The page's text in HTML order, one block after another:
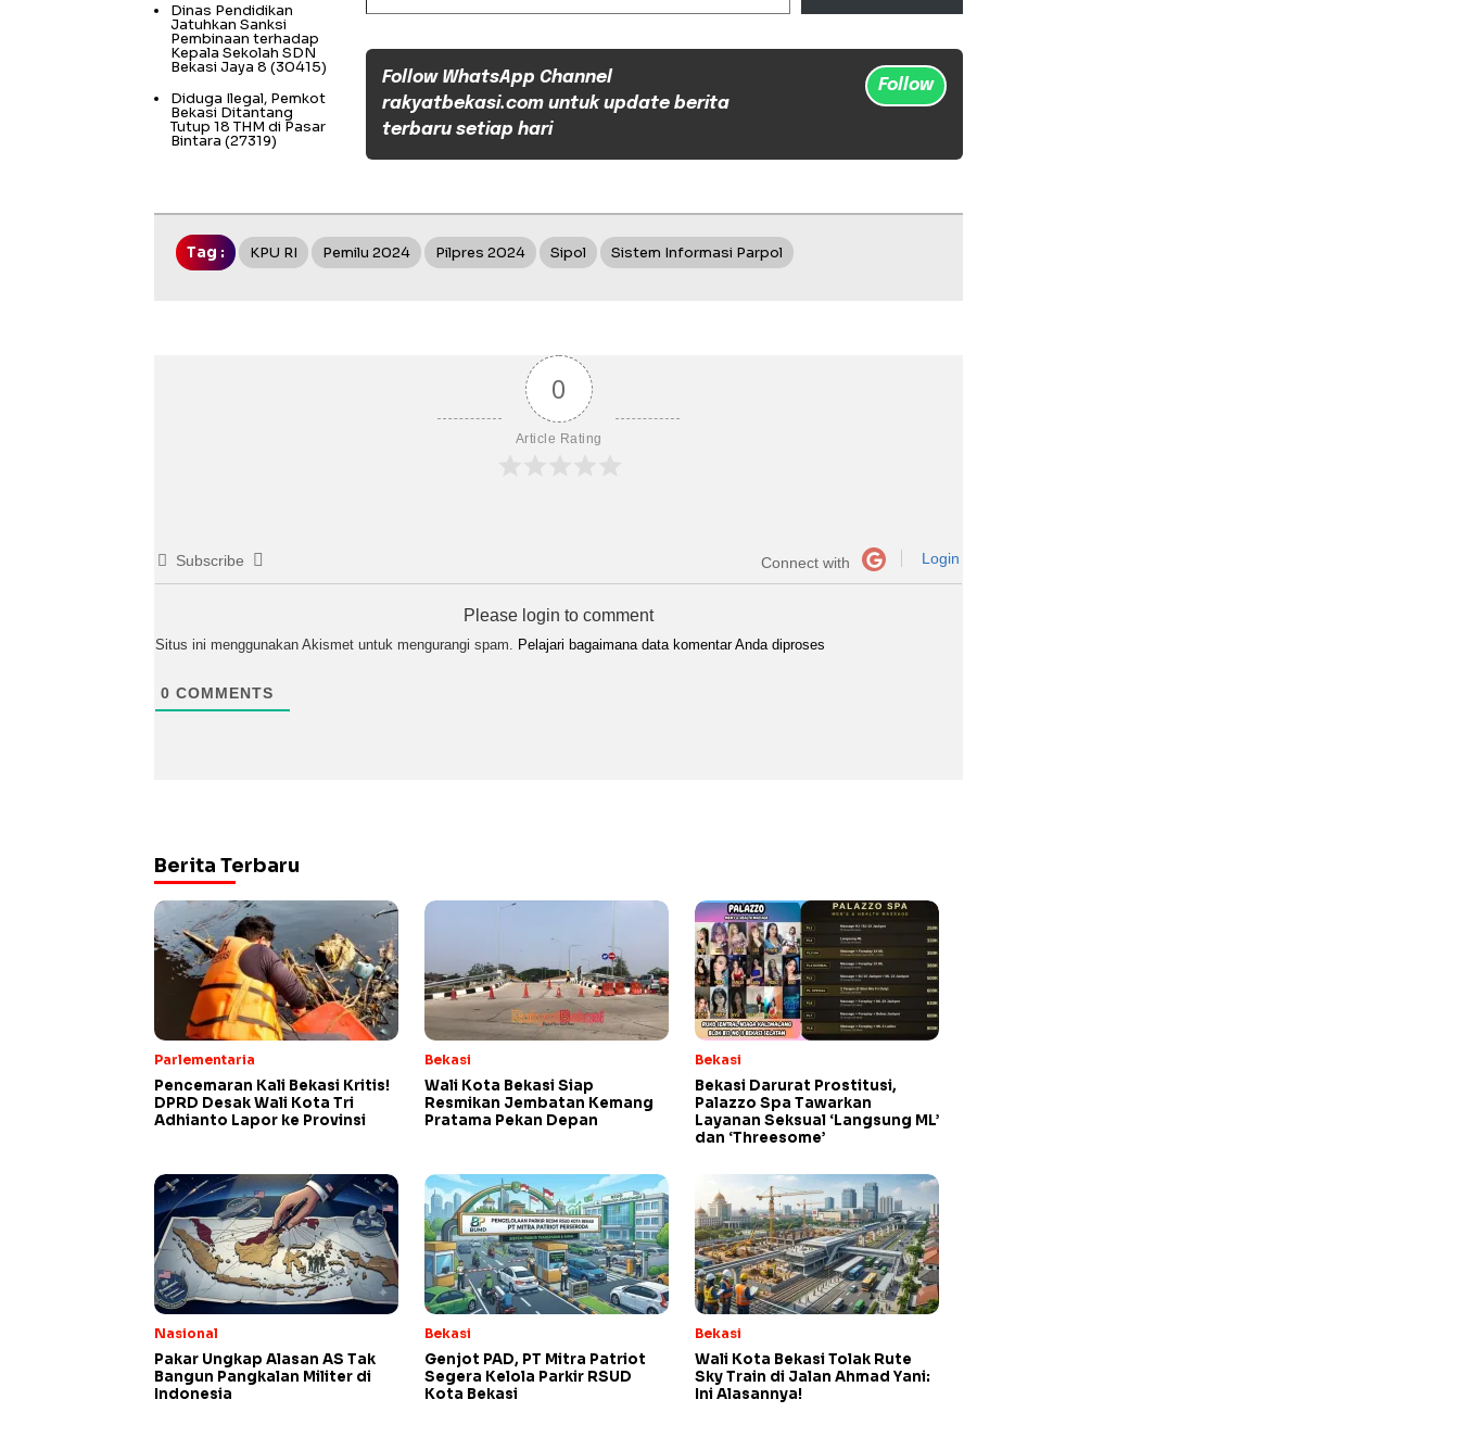
Follow WhatsApp Channel
rakyatbekasi.com untuk update berita
terbaru setiap hari
Follow
Dinas Pendidikan
Jatuhkan Sanksi
Pembinaan terhadap
Kepala Sekolah SDN
Bekasi Jaya 8 (30415)
Diduga Ilegal, Pemkot
Bekasi Ditantang
Tutup 18 THM di Pasar
Bintara (27319)
Tag : KPU RI Pemilu 2024 Pilpres 2024 Sipol Sistem Informasi Parpol
0
Article Rating
Subscribe Connect with Login
Please login to comment
Situs ini menggunakan Akismet untuk mengurangi spam. Pelajari bagaimana data komentar Anda diproses
0 COMMENTS
Berita Terbaru
Parlementaria
Pencemaran Kali Bekasi Kritis!
DPRD Desak Wali Kota Tri
Adhianto Lapor ke Provinsi
Bekasi
Wali Kota Bekasi Siap
Resmikan Jembatan Kemang
Pratama Pekan Depan
Bekasi
Bekasi Darurat Prostitusi,
Palazzo Spa Tawarkan
Layanan Seksual ‘Langsung ML’
dan ‘Threesome’
Nasional
Pakar Ungkap Alasan AS Tak
Bangun Pangkalan Militer di
Indonesia
Bekasi
Genjot PAD, PT Mitra Patriot
Segera Kelola Parkir RSUD
Kota Bekasi
Bekasi
Wali Kota Bekasi Tolak Rute
Sky Train di Jalan Ahmad Yani:
Ini Alasannya!